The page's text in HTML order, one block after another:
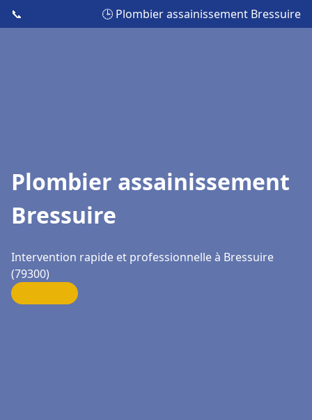
📞 🕒 Plombier assainissement Bressuire
Plombier assainissement
Bressuire
Intervention rapide et professionnelle à Bressuire
(79300)